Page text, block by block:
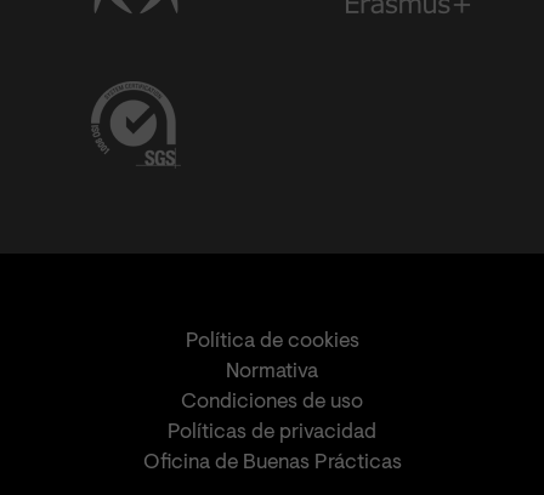
Política de cookies
Normativa
Condiciones de uso
Políticas de privacidad
Oficina de Buenas Prácticas